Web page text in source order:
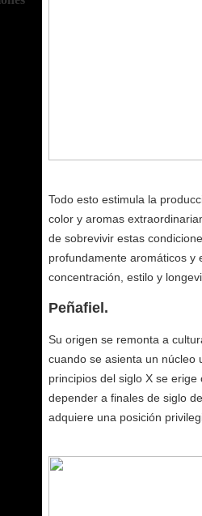
Todo esto estimula la
color y aromas
de sobrevivir estas
profundamente aromáticos y
concentración, estilo y
Peñafiel.
Su origen se remonta a
cuando se asienta un núcleo
principios del siglo X se
depender a finales de siglo
adquiere una posición